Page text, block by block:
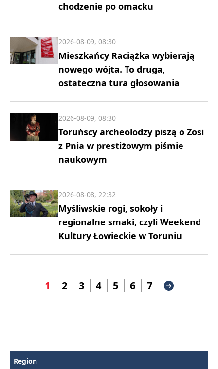
chodzenie po omacku
Mieszkańcy Raciążka wybierają
nowego wójta. To druga,
ostateczna tura głosowania
2026-08-09, 08:30
Toruńscy archeolodzy piszą o Zosi
z Pnia w prestiżowym piśmie
naukowym
2026-08-09, 08:30
Myśliwskie rogi, sokoły i
regionalne smaki, czyli Weekend
Kultury Łowieckie w Toruniu
2026-08-08, 22:32
1 2 3 4 5 6 7
Region